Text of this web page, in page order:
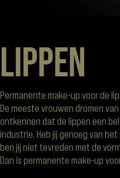
Lippen
Permanente make-up voor de
De meeste vrouwen dromen
ontkennen dat de lippen een
industrie. Heb jij genoeg van
ben jij niet tevreden met de
Dan is permanente make-up